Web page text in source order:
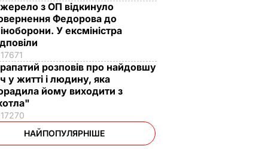
з ОП відкинуло
Федорова до
У ексміністра
17671
розповів про найдовшу
у житті і людину, яка
йому виходити з
17270
НАЙПОПУЛЯРНІШЕ